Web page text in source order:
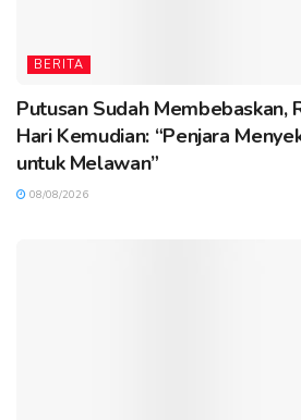
BERITA
Putusan Sudah Membebaskan,
Hari Kemudian: “Penjara
untuk Melawan”
08/08/2026